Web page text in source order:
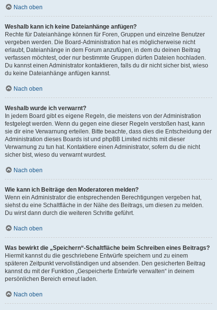
Nach oben
Weshalb kann ich keine Dateianhänge anfügen?
Rechte für Dateianhänge können für Foren, Gruppen und einzelne Benutzer
vergeben werden. Die Board-Administration hat es möglicherweise nicht
erlaubt, Dateianhänge in dem Forum anzufügen, in dem du deinen Beitrag
verfassen möchtest, oder nur bestimmte Gruppen dürfen Dateien hochladen.
Du kannst einen Administrator kontaktieren, falls du dir nicht sicher bist, wieso
du keine Dateianhänge anfügen kannst.
Nach oben
Weshalb wurde ich verwarnt?
In jedem Board gibt es eigene Regeln, die meistens von der Administration
festgelegt werden. Wenn du gegen eine dieser Regeln verstoßen hast, kann
sie dir eine Verwarnung erteilen. Bitte beachte, dass dies die Entscheidung der
Administration dieses Boards ist und phpBB Limited nichts mit dieser
Verwarnung zu tun hat. Kontaktiere einen Administrator, sofern du die nicht
sicher bist, wieso du verwarnt wurdest.
Nach oben
Wie kann ich Beiträge den Moderatoren melden?
Wenn ein Administrator die entsprechenden Berechtigungen vergeben hat,
siehst du eine Schaltfläche in der Nähe des Beitrags, um diesen zu melden.
Du wirst dann durch die weiteren Schritte geführt.
Nach oben
Was bewirkt die „Speichern“-Schaltfläche beim Schreiben eines Beitrags?
Hiermit kannst du die geschriebene Entwürfe speichern und zu einem
späteren Zeitpunkt vervollständigen und absenden. Den gesicherten Beitrag
kannst du mit der Funktion „Gespeicherte Entwürfe verwalten“ in deinem
persönlichen Bereich erneut laden.
Nach oben